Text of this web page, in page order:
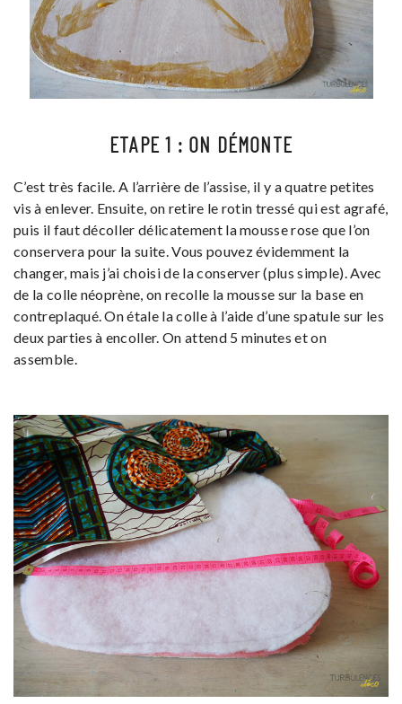
ETAPE 1 : ON DÉMONTE
C’est très facile. A l’arrière de l’assise, il y a quatre petites
vis à enlever. Ensuite, on retire le rotin tressé qui est agrafé,
puis il faut décoller délicatement la mousse rose que l’on
conservera pour la suite. Vous pouvez évidemment la
changer, mais j’ai choisi de la conserver (plus simple). Avec
de la colle néoprène, on recolle la mousse sur la base en
contreplaqué. On étale la colle à l’aide d’une spatule sur les
deux parties à encoller. On attend 5 minutes et on
assemble.